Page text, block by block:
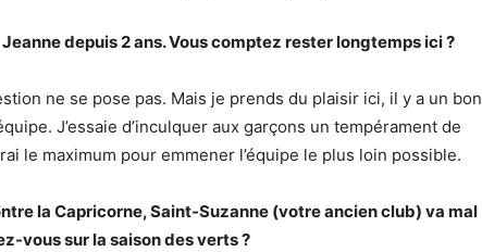
depuis 2 ans. Vous comptez rester longtemps ici ?
ne se pose pas. Mais je prends du plaisir ici, il y a un bon
J’essaie d’inculquer aux garçons un tempérament de
le maximum pour emmener l’équipe le plus loin possible.
la Capricorne, Saint-Suzanne (votre ancien club) va mal
vous sur la saison des verts ?